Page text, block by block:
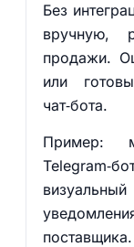
Без
вручную,
продажи.
или
чат‑бота.
Пример: